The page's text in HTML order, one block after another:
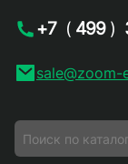
+7 ( 499 )
sale@zoom-